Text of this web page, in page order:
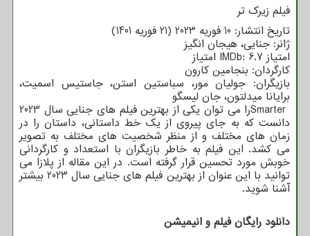
فیلم زیرک تر
تاریخ انتشار: 10 فوریه 2023 (21 فوریه 1401)
ژانر: جنایی، هیجان انگیز
امتیاز IMDb: 6.7 امتیاز
کارگردان: بنجامین کارون
بازیگران: جولیان مور، سباستین استن، جاستیس اسمیت،
برایانا میدلتون، جان لیسگو
Smarter را می توان یکی از بهترین فیلم های جنایی سال 2023
دانست که به جای پیروی از یک خط داستانی، داستان را در
زمان های مختلف و از منظر شخصیت های مختلف به تصویر
می کشد. این فیلم به خاطر بازیگران با استعداد و کارگردانی
خوبش مورد تحسین قرار گرفته است. در این مقاله از پلازا می
توانید با این عنوان از بهترین فیلم های جنایی سال 2023 بیشتر
آشنا شوید.
دانلود رایگان فیلم و انیمیشن